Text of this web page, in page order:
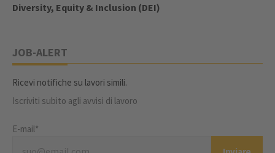
Diversity, Equity & Inclusion (DEI)
JOB-ALERT
Ricevi notifiche su lavori simili.
Iscriviti subito agli avvisi di lavoro
E-mail*